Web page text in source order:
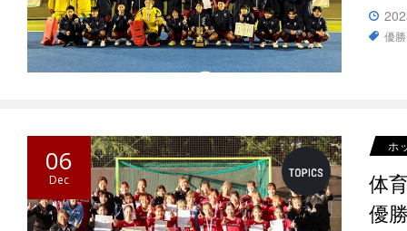
優勝
06
Dec
ホ
体
優